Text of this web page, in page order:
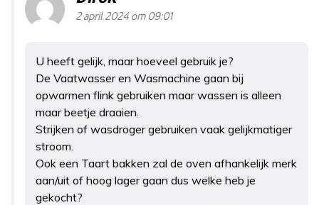
2 april 2024 om 09:01
U heeft gelijk, maar hoeveel gebruik je?
De Vaatwasser en Wasmachine gaan bij
opwarmen flink gebruiken maar wassen is alleen
maar beetje draaien.
Strijken of wasdroger gebruiken vaak gelijkmatiger
stroom.
Ook een Taart bakken zal de oven afhankelijk merk
aan/uit of hoog lager gaan dus welke heb je
gekocht?